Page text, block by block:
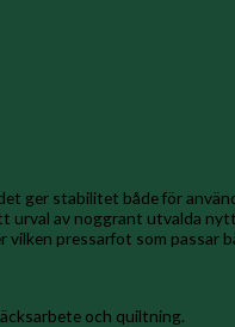
ger stabilitet både för
urval av noggrant utvalda
pressarfot som passar
och quiltning.